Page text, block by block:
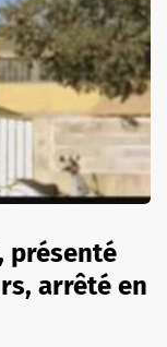
présenté
arrêté en